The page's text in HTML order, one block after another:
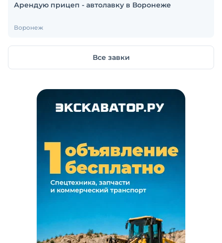
Арендую прицеп - автолавку в Воронеже
Воронеж
Все завки